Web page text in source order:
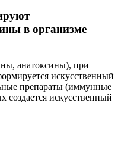
в организме
анатоксины), при
искусственный
препараты (иммунные
искусственный